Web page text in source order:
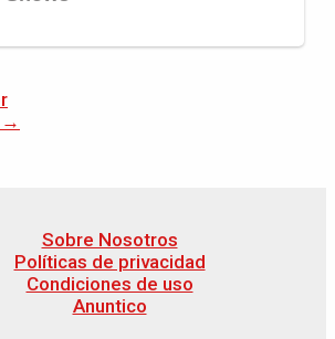
→
Sobre Nosotros
Políticas de privacidad
Condiciones de uso
Anuntico